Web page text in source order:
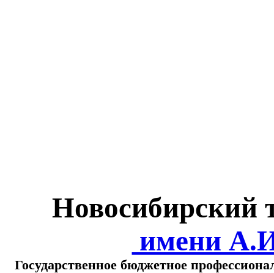
Новосибирский
имени
Государственное бюджетное